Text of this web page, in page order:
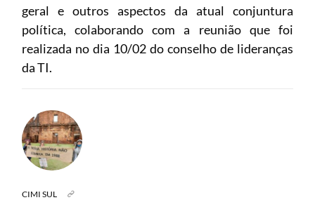
geral e outros aspectos da atual conjuntura
política, colaborando com a reunião que foi
realizada no dia 10/02 do conselho de lideranças
da TI.
CIMI SUL